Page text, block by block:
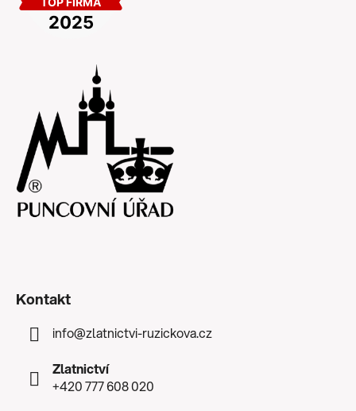
Kontakt
info@zlatnictvi-ruzickova.cz
Zlatnictví
+420 777 608 020